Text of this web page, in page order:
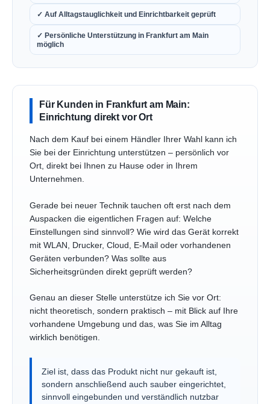
✓ Auf Alltagstauglichkeit und Einrichtbarkeit geprüft
✓ Persönliche Unterstützung in Frankfurt am Main
möglich
Für Kunden in Frankfurt am Main:
Einrichtung direkt vor Ort
Nach dem Kauf bei einem Händler Ihrer Wahl kann ich
Sie bei der Einrichtung unterstützen – persönlich vor
Ort, direkt bei Ihnen zu Hause oder in Ihrem
Unternehmen.
Gerade bei neuer Technik tauchen oft erst nach dem
Auspacken die eigentlichen Fragen auf: Welche
Einstellungen sind sinnvoll? Wie wird das Gerät korrekt
mit WLAN, Drucker, Cloud, E-Mail oder vorhandenen
Geräten verbunden? Was sollte aus
Sicherheitsgründen direkt geprüft werden?
Genau an dieser Stelle unterstütze ich Sie vor Ort:
nicht theoretisch, sondern praktisch – mit Blick auf Ihre
vorhandene Umgebung und das, was Sie im Alltag
wirklich benötigen.
Ziel ist, dass das Produkt nicht nur gekauft ist,
sondern anschließend auch sauber eingerichtet,
sinnvoll eingebunden und verständlich nutzbar